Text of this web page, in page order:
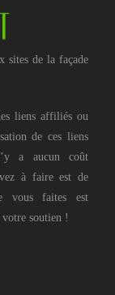
sites de la façade
liens affiliés ou
de ces liens
a aucun coût
à faire est de
vous faites est
soutien !